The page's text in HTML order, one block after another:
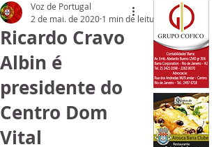
Ricardo Cravo
Albin é
presidente do
Centro Dom
Vital
Voz de Portugal
2 de mai. de 2020 1 min de leitura